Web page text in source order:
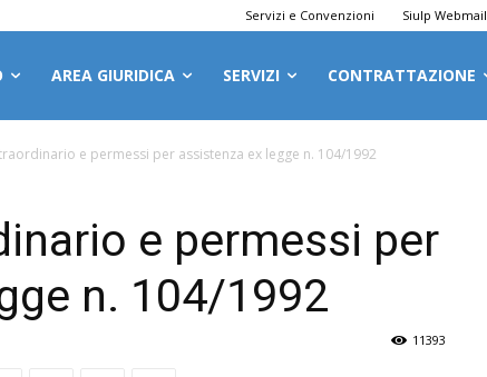
Servizi e Convenzioni Siulp Webmail
AREA GIURIDICA SERVIZI CONTRATTAZIONE
e permessi per assistenza ex legge n. 104/1992
e permessi per
n. 104/1992
11393